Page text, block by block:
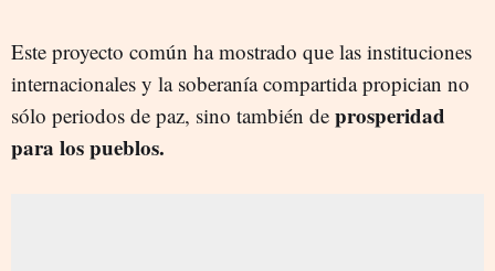
Este proyecto común ha mostrado que las instituciones
internacionales y la soberanía compartida propician no
sólo periodos de paz, sino también de prosperidad
para los pueblos.